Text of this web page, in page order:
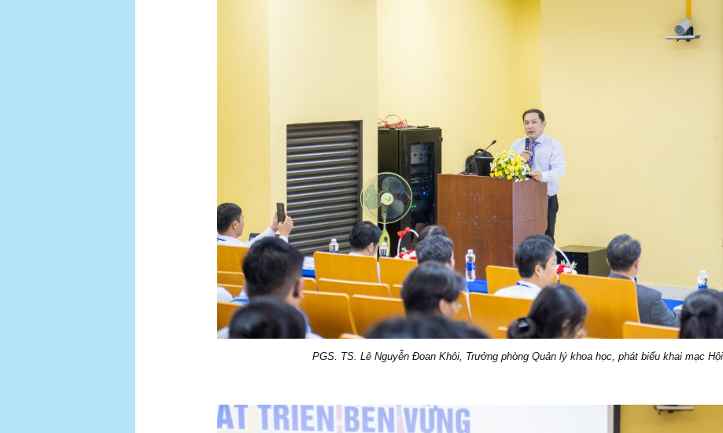
PGS. TS. Lê Nguyễn Đoan Khôi, Trưởng phòng Quản lý khoa học, phát biểu khai mạc